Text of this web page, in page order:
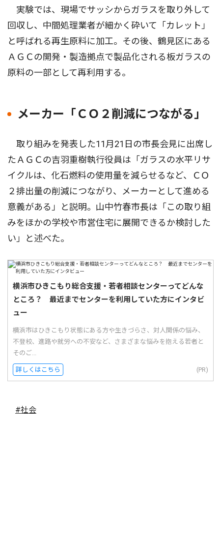
実験では、現場でサッシからガラスを取り外して
回収し、中間処理業者が細かく砕いて「カレット」
と呼ばれる再生原料に加工。その後、鶴見区にある
ＡＧＣの開発・製造拠点で製品化される板ガラスの
原料の一部として再利用する。
メーカー「ＣＯ２削減につながる」
取り組みを発表した11月21日の市長会見に出席し
たＡＧＣの吉羽重樹執行役員は「ガラスの水平リサ
イクルは、化石燃料の使用量を減らせるなど、ＣＯ
２排出量の削減につながり、メーカーとして進める
意義がある」と説明。山中竹春市長は「この取り組
みをほかの学校や市営住宅に展開できるか検討した
い」と述べた。
横浜市ひきこもり総合支援・若者相談センターってどんな
ところ？ 最近までセンターを利用していた方にインタビ
ュー
横浜市はひきこもり状態にある方や生きづらさ、対人関係の悩み、
不登校、進路や就労への不安など、さまざまな悩みを抱える若者と
そのご...
詳しくはこちら (PR)
#社会